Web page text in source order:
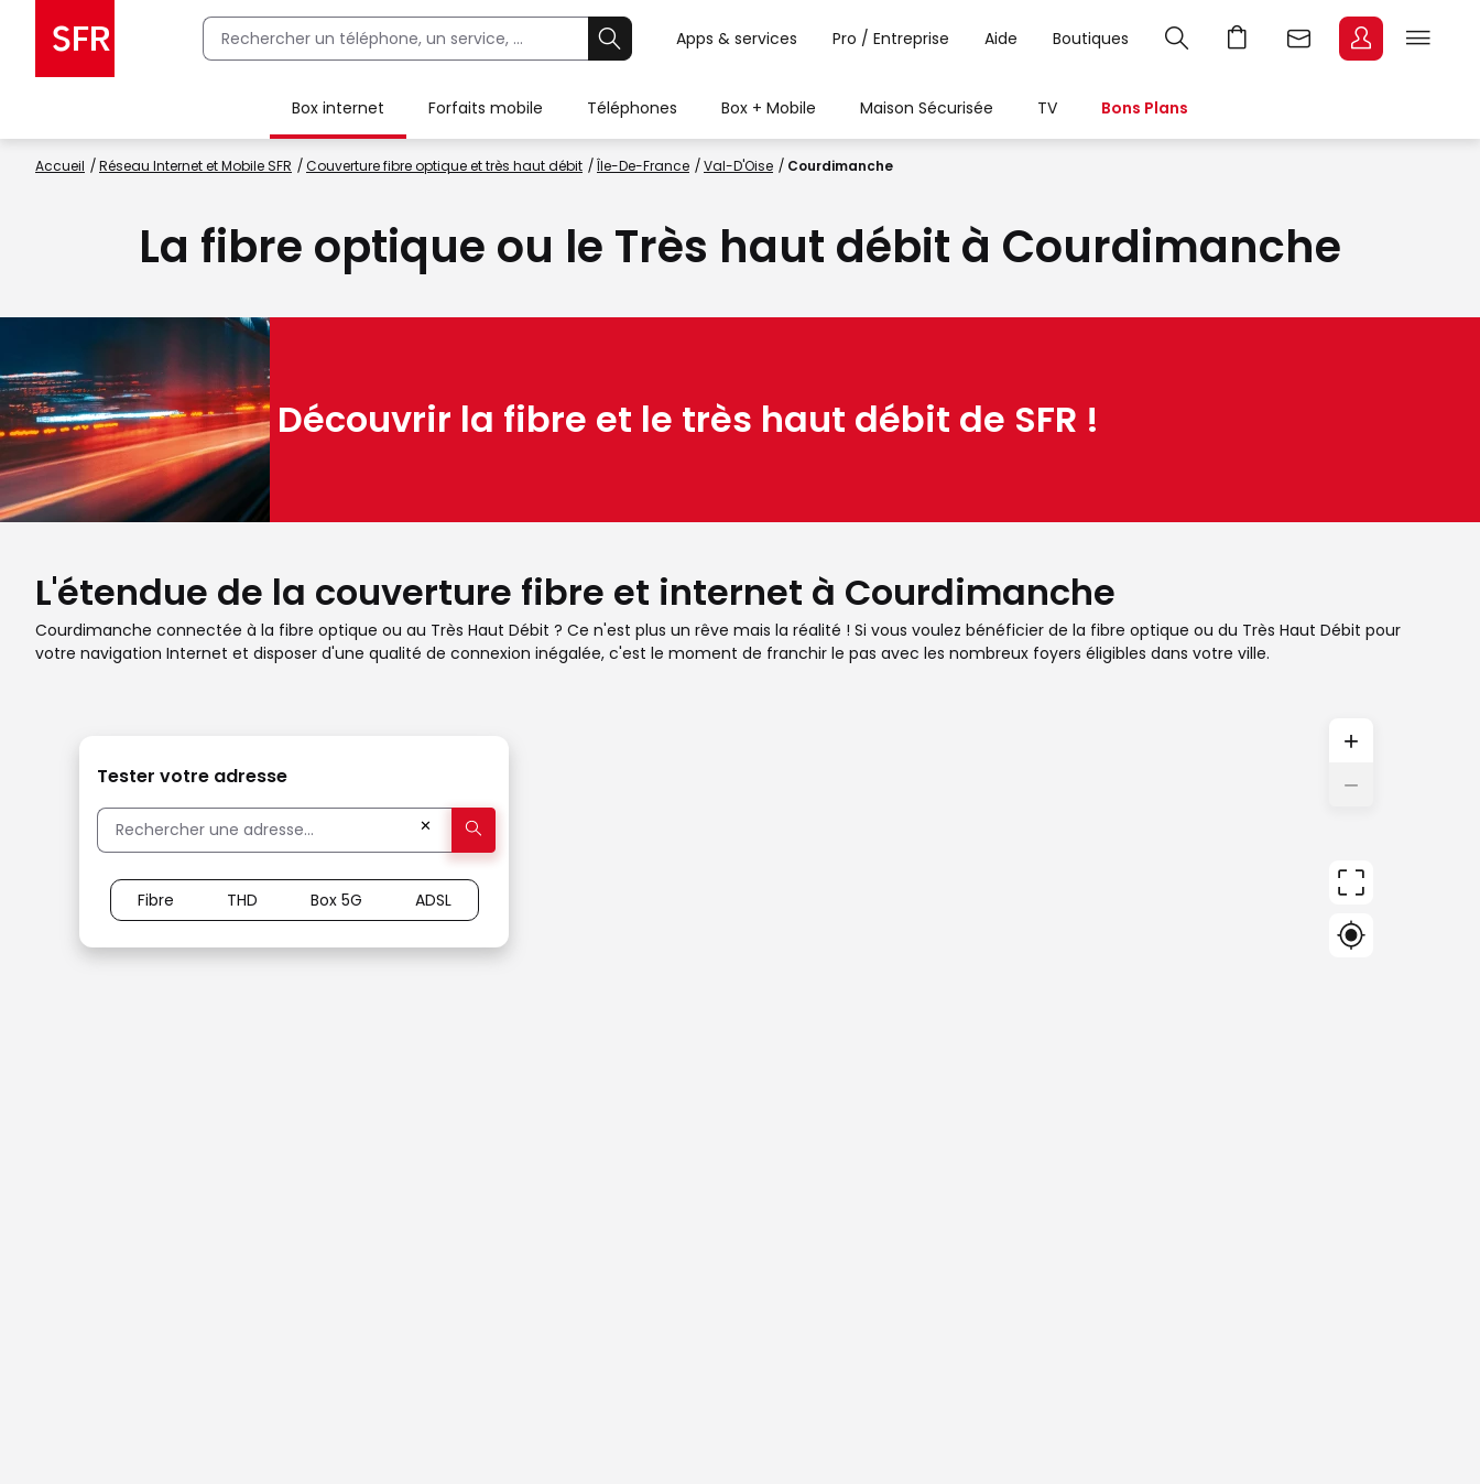
Apps & services Pro / Entreprise Aide Boutiques
Box internet Forfaits mobile Téléphones Box + Mobile Maison Sécurisée TV Bons Plans
Accueil Réseau Internet et Mobile SFR Couverture fibre optique et très haut débit Île-De-France Val-D'Oise Courdimanche
La fibre optique ou le Très haut débit à Courdimanche
Découvrir la fibre et le très haut débit de SFR !
L'étendue de la couverture fibre et internet à Courdimanche
Courdimanche connectée à la fibre optique ou au Très Haut Débit ? Ce n'est plus un rêve mais la réalité ! Si vous voulez bénéficier de la fibre optique ou du Très Haut Débit pour
votre navigation Internet et disposer d'une qualité de connexion inégalée, c'est le moment de franchir le pas avec les nombreux foyers éligibles dans votre ville.
+
−
Tester votre adresse
✕
Fibre THD Box 5G ADSL